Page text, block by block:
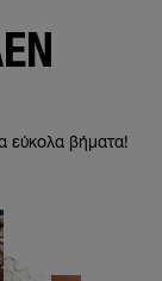
εύκολα βήματα!